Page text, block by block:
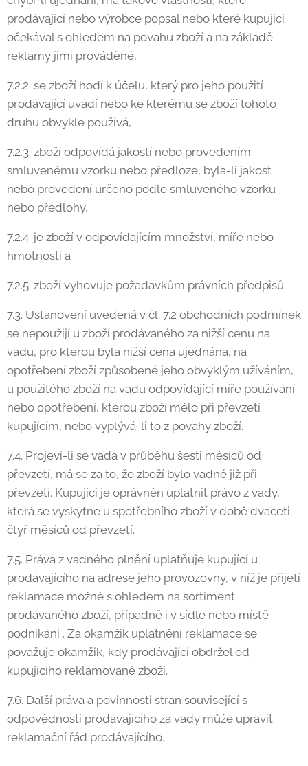
prodávající nebo výrobce popsal nebo které kupující
očekával s ohledem na povahu zboží a na základě
reklamy jimi prováděné,
7.2.2. se zboží hodí k účelu, který pro jeho použití
prodávající uvádí nebo ke kterému se zboží tohoto
druhu obvykle používá,
7.2.3. zboží odpovídá jakostí nebo provedením
smluvenému vzorku nebo předloze, byla-li jakost
nebo provedení určeno podle smluveného vzorku
nebo předlohy,
7.2.4. je zboží v odpovídajícím množství, míře nebo
hmotnosti a
7.2.5. zboží vyhovuje požadavkům právních předpisů.
7.3. Ustanovení uvedená v čl. 7.2 obchodních podmínek
se nepoužijí u zboží prodávaného za nižší cenu na
vadu, pro kterou byla nižší cena ujednána, na
opotřebení zboží způsobené jeho obvyklým užíváním,
u použitého zboží na vadu odpovídající míře používání
nebo opotřebení, kterou zboží mělo při převzetí
kupujícím, nebo vyplývá-li to z povahy zboží.
7.4. Projeví-li se vada v průběhu šesti měsíců od
převzetí, má se za to, že zboží bylo vadné již při
převzetí. Kupující je oprávněn uplatnit právo z vady,
která se vyskytne u spotřebního zboží v době dvaceti
čtyř měsíců od převzetí.
7.5. Práva z vadného plnění uplatňuje kupující u
prodávajícího na adrese jeho provozovny, v níž je přijetí
reklamace možné s ohledem na sortiment
prodávaného zboží, případně i v sídle nebo místě
podnikání . Za okamžik uplatnění reklamace se
považuje okamžik, kdy prodávající obdržel od
kupujícího reklamované zboží.
7.6. Další práva a povinnosti stran související s
odpovědností prodávajícího za vady může upravit
reklamační řád prodávajícího.